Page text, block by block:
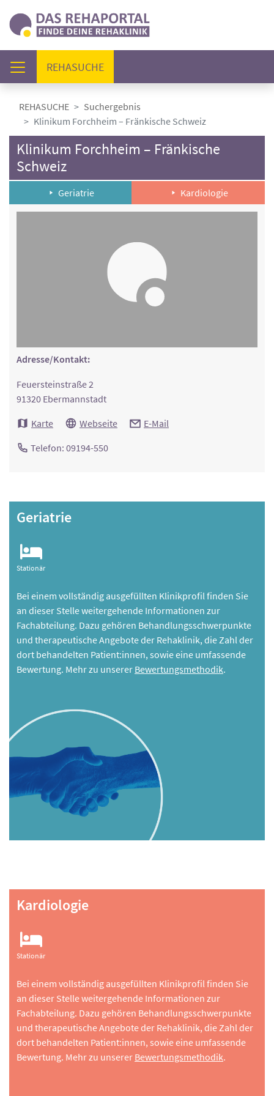
REHASUCHE(AKTUELL)
REHASUCHE
Suchergebnis
Klinikum Forchheim – Fränkische Schweiz
Klinikum Forchheim – Fränkische
Schweiz
Geriatrie Kardiologie
Adresse/Kontakt:
Feuersteinstraße 2
91320 Ebermannstadt
Karte
Webseite E-Mail
Telefon: 09194-550
Geriatrie
Stationär
Bei einem vollständig ausgefüllten Klinikprofil finden Sie
an dieser Stelle weitergehende Informationen zur
Fachabteilung. Dazu gehören Behandlungsschwerpunkte
und therapeutische Angebote der Rehaklinik, die Zahl der
dort behandelten Patient:innen, sowie eine umfassende
Bewertung. Mehr zu unserer Bewertungsmethodik.
Kardiologie
Stationär
Bei einem vollständig ausgefüllten Klinikprofil finden Sie
an dieser Stelle weitergehende Informationen zur
Fachabteilung. Dazu gehören Behandlungsschwerpunkte
und therapeutische Angebote der Rehaklinik, die Zahl der
dort behandelten Patient:innen, sowie eine umfassende
Bewertung. Mehr zu unserer Bewertungsmethodik.